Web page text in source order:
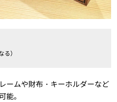
）
ームや財布・キーホルダーなど
能。